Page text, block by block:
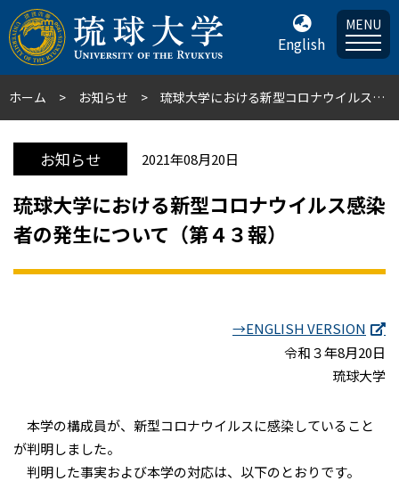
English
MENU
ホーム お知らせ 琉球大学における新型コロナウイルス感染者の発生について（第４３報）
お知らせ 2021年08月20日
琉球大学における新型コロナウイルス感染
者の発生について（第４３報）
→ENGLISH VERSION
令和３年8月20日
琉球大学
本学の構成員が、新型コロナウイルスに感染していること
が判明しました。
判明した事実および本学の対応は、以下のとおりです。